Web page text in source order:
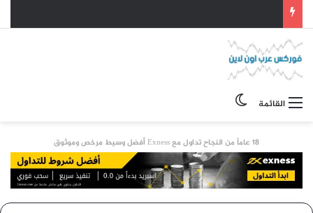
القائمة
18 عاماً من النجاح تداول مع Exness أفضل وسيط مرخص وموثوق